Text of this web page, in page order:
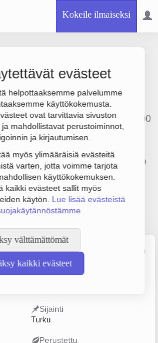
Kokeile ilmaiseksi
evästeet
helpottaaksemme palvelumme
käyttökokemusta.
ovat tarvittavia sivuston
mahdollistavat perustoiminnot,
ja kirjautumisen.
myös ylimääräisiä evästeitä
varten, jotta voimme tarjota
käyttökokemuksen.
kaikki evästeet sallit myös
käytön. Lue lisää evästeistä
välttämättömät
kaikki evästeet
Oy
on 256 000 €, tulos 163 000
päätoimiala on Lääkäriasemat,
erikoislääkäripalvelut,
Turku. Yrityksen yhtiömuoto
Päättäjätiedot
Lähde: YTJ, PRH, Traficom
Henkilöstömäärä
Sijainti
Turku
Perustettu